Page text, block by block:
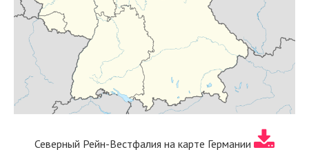
Северный Рейн-Вестфалия на карте Германии